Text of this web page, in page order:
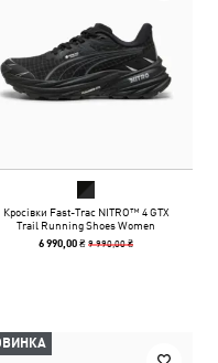
Кросівки Fast-Trac NITRO™ 4 GTX
Trail Running Shoes Women
6 990,00 ₴9 990,00 ₴